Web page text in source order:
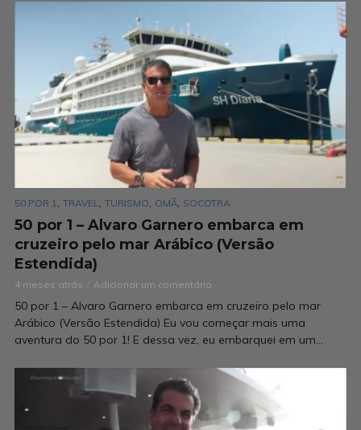
50 POR 1, TRAVEL, TURISMO, OMÃ, SOCOTRA
50 por 1 – Alvaro Garnero embarca em
cruzeiro pelo mar Arábico (Versão
Estendida)
4 meses atrás Adicionar um comentário
50 por 1 – Alvaro Garnero embarca em cruzeiro pelo mar
Arábico (Versão Estendida) Eu vou começar mais uma
aventura do 50 por 1! E dessa vez, eu embarquei em um...